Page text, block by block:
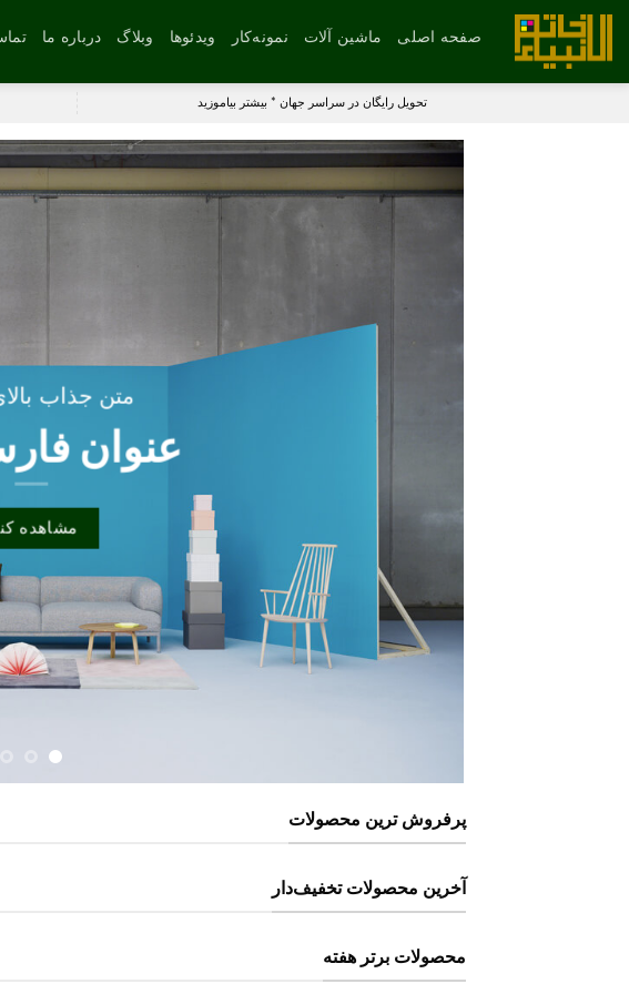
محتوا
صفحه اصلی ماشین آلات نمونه‌کار ویدئوها وبلاگ درباره ما
تحویل رایگان در سراسر جهان * بیشتر بیاموزید
متن جذاب
عنوان
مشاهده
پرفروش ترین محصولات
آخرین محصولات تخفیف‌دار
محصولات برتر هفته